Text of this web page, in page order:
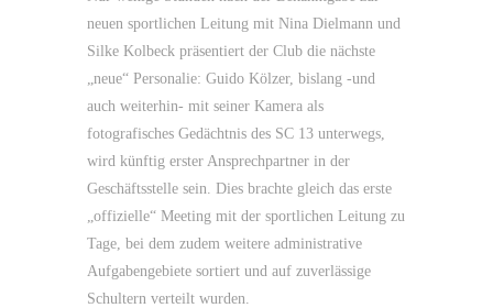
neuen sportlichen Leitung mit Nina Dielmann und
Silke Kolbeck präsentiert der Club die nächste
„neue“ Personalie: Guido Kölzer, bislang -und
auch weiterhin- mit seiner Kamera als
fotografisches Gedächtnis des SC 13 unterwegs,
wird künftig erster Ansprechpartner in der
Geschäftsstelle sein. Dies brachte gleich das erste
„offizielle“ Meeting mit der sportlichen Leitung zu
Tage, bei dem zudem weitere administrative
Aufgabengebiete sortiert und auf zuverlässige
Schultern verteilt wurden.